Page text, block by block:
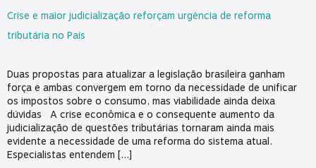
Crise e maior judicialização reforçam urgência de reforma
tributária no País
Duas propostas para atualizar a legislação brasileira ganham
força e ambas convergem em torno da necessidade de unificar
os impostos sobre o consumo, mas viabilidade ainda deixa
dúvidas A crise econômica e o consequente aumento da
judicialização de questões tributárias tornaram ainda mais
evidente a necessidade de uma reforma do sistema atual.
Especialistas entendem […]